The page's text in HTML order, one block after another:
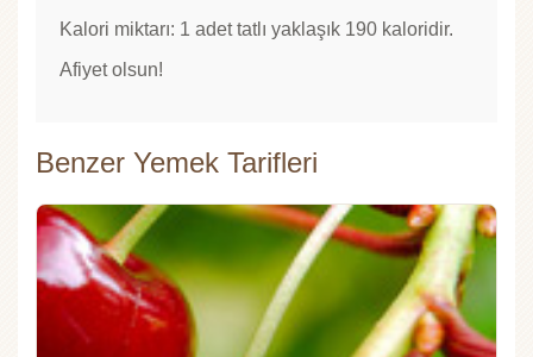
Kalori miktarı: 1 adet tatlı yaklaşık 190 kaloridir.
Afiyet olsun!
Benzer Yemek Tarifleri